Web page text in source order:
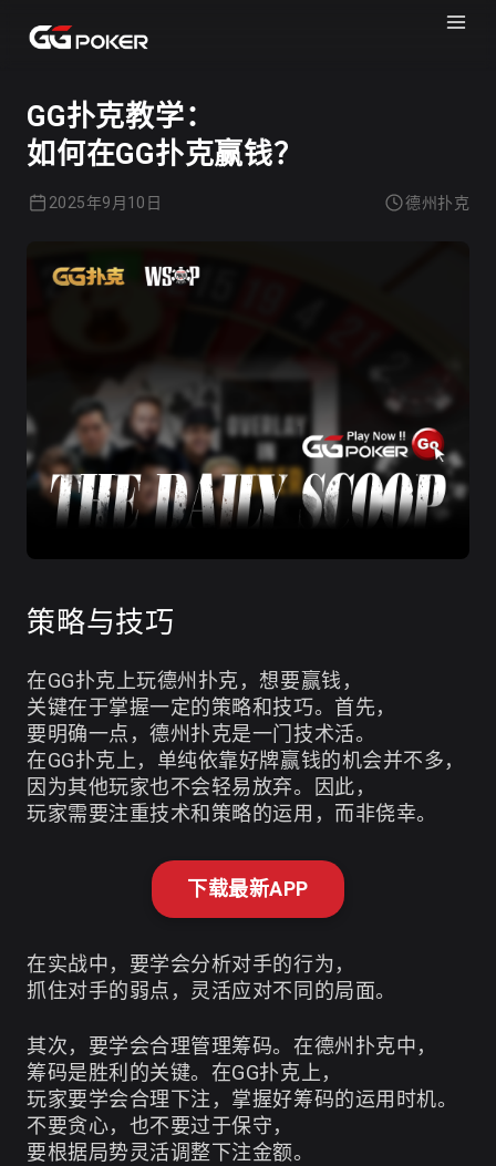
GG扑克教学：
如何在GG扑克赢钱？
2025年9月10日 德州扑克
策略与技巧
在GG扑克上玩德州扑克，想要赢钱，
关键在于掌握一定的策略和技巧。首先，
要明确一点，德州扑克是一门技术活。
在GG扑克上，单纯依靠好牌赢钱的机会并不多，
因为其他玩家也不会轻易放弃。因此，
玩家需要注重技术和策略的运用，而非侥幸。
下载最新APP
在实战中，要学会分析对手的行为，
抓住对手的弱点，灵活应对不同的局面。
其次，要学会合理管理筹码。在德州扑克中，
筹码是胜利的关键。在GG扑克上，
玩家要学会合理下注，掌握好筹码的运用时机。
不要贪心，也不要过于保守，
要根据局势灵活调整下注金额。